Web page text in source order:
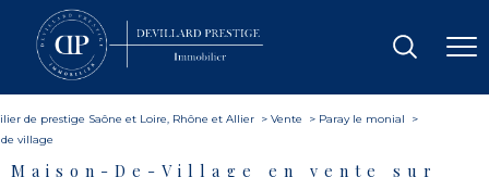
de prestige Saône et Loire, Rhône et Allier Vente
Paray le monial
village
Maison-De-Village en vente sur